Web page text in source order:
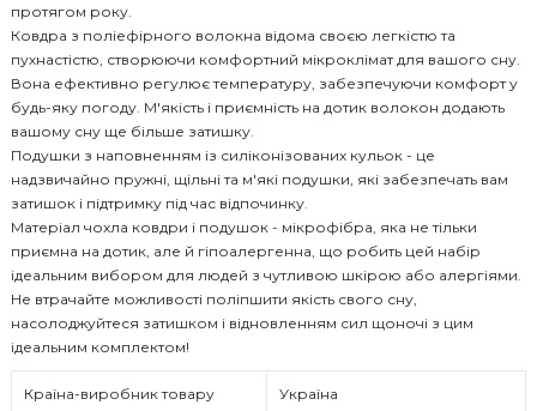
Країна-виробник товару Україна
протягом року.
Ковдра з поліефірного волокна відома своєю легкістю та
пухнастістю, створюючи комфортний мікроклімат для вашого сну.
Вона ефективно регулює температуру, забезпечуючи комфорт у
будь-яку погоду. М'якість і приємність на дотик волокон додають
вашому сну ще більше затишку.
Подушки з наповненням із силіконізованих кульок - це
надзвичайно пружні, щільні та м'які подушки, які забезпечать вам
затишок і підтримку під час відпочинку.
Матеріал чохла ковдри і подушок - мікрофібра, яка не тільки
приємна на дотик, але й гіпоалергенна, що робить цей набір
ідеальним вибором для людей з чутливою шкірою або алергіями.
Не втрачайте можливості поліпшити якість свого сну,
насолоджуйтеся затишком і відновленням сил щоночі з цим
ідеальним комплектом!